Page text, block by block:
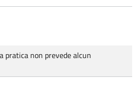
pratica non prevede alcun